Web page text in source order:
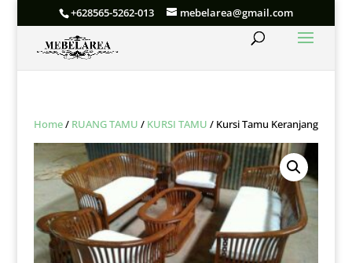
+628565-5262-013 mebelarea@gmail.com
Home/ RUANG TAMU / KURSI TAMU / Kursi Tamu Keranjang